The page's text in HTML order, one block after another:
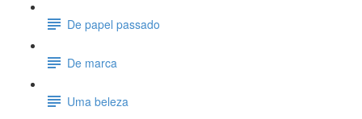
De papel passado
De marca
Uma beleza